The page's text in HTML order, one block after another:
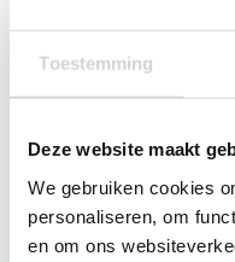
Toestemming
Deze website maakt
We gebruiken cookies
personaliseren, om
en om ons
Dreft Afwasmiddel
Op voorraad: direct leverbaar